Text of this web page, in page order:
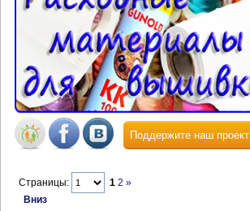
Поддержите наш проект
Страницы: 1 2 »
Вниз